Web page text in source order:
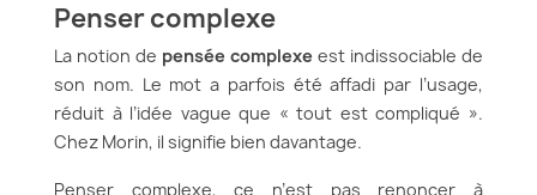
Penser complexe
La notion de pensée complexe est indissociable de
son nom. Le mot a parfois été affadi par l’usage,
réduit à l’idée vague que « tout est compliqué ».
Chez Morin, il signifie bien davantage.
Penser complexe, ce n’est pas renoncer à